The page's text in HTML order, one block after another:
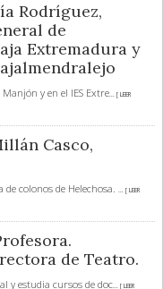
Rodríguez,
de
Extremadura y
Manjón y en el IES Extre... [ LEER
Casco,
colonos de Helechosa. ... [ LEER
de Teatro.
y estudia cursos de doc... [ LEER